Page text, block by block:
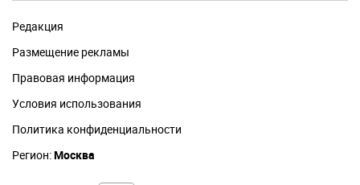
Редакция
Размещение рекламы
Правовая информация
Условия использования
Политика конфиденциальности
Регион:Москва